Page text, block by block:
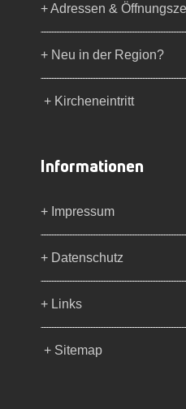
+ Adressen &
+ Neu in der Region?
+ Kircheneintritt
Informationen
+ Impressum
+ Datenschutz
+ Links
+ Sitemap